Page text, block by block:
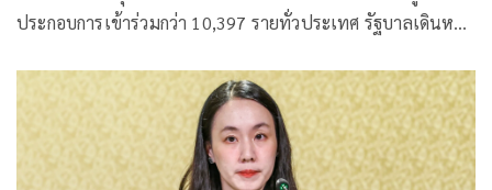
ประกอบการเข้าร่วมกว่า 10,397 รายทั่วประเทศ รัฐบาลเดินหน้า
มือประชาชน ช่วยลดค่าครองชีพ พร้อมสร้างรายได้ให้ผู้ค้าราย
ย่อยและกระตุ้นเศรษฐกิจระดับชุมชน